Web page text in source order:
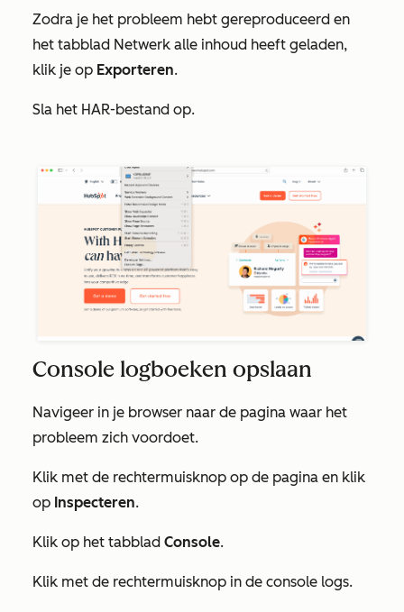
Zodra je het probleem hebt gereproduceerd en
het tabblad Netwerk alle inhoud heeft geladen,
klik je op Exporteren.
Sla het HAR-bestand op.
Console logboeken opslaan
Navigeer in je browser naar de pagina waar het
probleem zich voordoet.
Klik met de rechtermuisknop op de pagina en klik
op Inspecteren.
Klik op het tabblad Console.
Klik met de rechtermuisknop in de console logs.